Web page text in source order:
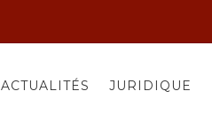
ACTUALITÉS JURIDIQUE